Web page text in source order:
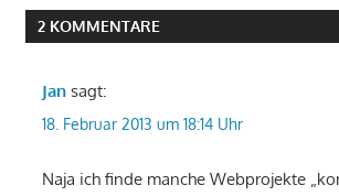
2 KOMMENTARE
Jan sagt:
18. Februar 2013 um 18:14 Uhr
Naja ich finde manche Webprojekte